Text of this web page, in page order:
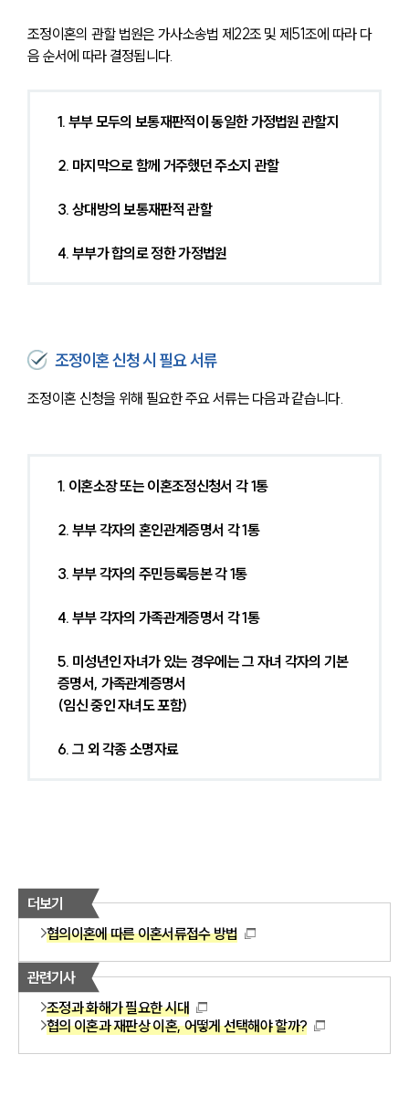
조정이혼의 관할 법원은 가사소송법 제22조 및 제51조에 따라 다
음 순서에 따라 결정됩니다.
1. 부부 모두의 보통재판적이 동일한 가정법원 관할지
2. 마지막으로 함께 거주했던 주소지 관할
3. 상대방의 보통재판적 관할
4. 부부가 합의로 정한 가정법원
조정이혼 신청 시 필요 서류
조정이혼 신청을 위해 필요한 주요 서류는 다음과 같습니다.
1. 이혼소장 또는 이혼조정신청서 각 1통
2. 부부 각자의 혼인관계증명서 각 1통
3. 부부 각자의 주민등록등본 각 1통
4. 부부 각자의 가족관계증명서 각 1통
5. 미성년인 자녀가 있는 경우에는 그 자녀 각자의 기본
증명서, 가족관계증명서
(임신 중인 자녀도 포함)
6. 그 외 각종 소명자료
더보기
협의이혼에 따른 이혼서류접수 방법
관련기사
조정과 화해가 필요한 시대
협의 이혼과 재판상 이혼, 어떻게 선택해야 할까?